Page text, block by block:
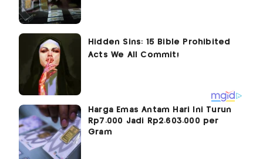
Harga Emas Antam Hari Ini Turun
Rp7.000 Jadi Rp2.603.000 per
Gram